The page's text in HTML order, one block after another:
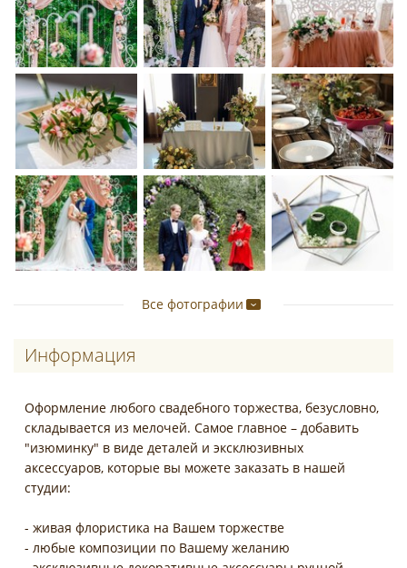
Информация
Оформление любого свадебного торжества, безусловно,
складывается из мелочей. Самое главное – добавить
"изюминку" в виде деталей и эксклюзивных
аксессуаров, которые вы можете заказать в нашей
студии:
- живая флористика на Вашем торжестве
- любые композиции по Вашему желанию
Все фотографии